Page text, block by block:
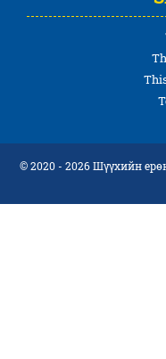
© 2020 - 2026 Шүүхийн